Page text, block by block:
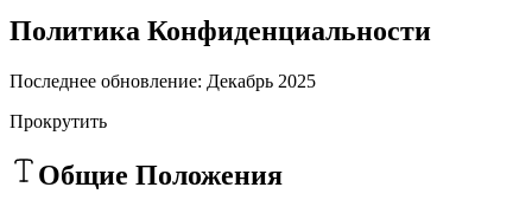
Политика Конфиденциальности
Последнее обновление: Декабрь 2025
Прокрутить
Общие Положения